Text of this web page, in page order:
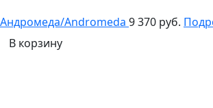
Андромеда/Andromeda 9 370 руб.
В корзину